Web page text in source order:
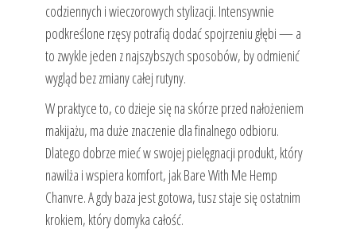
codziennych i wieczorowych stylizacji. Intensywnie
podkreślone rzęsy potrafią dodać spojrzeniu głębi — a
to zwykle jeden z najszybszych sposobów, by odmienić
wygląd bez zmiany całej rutyny.
W praktyce to, co dzieje się na skórze przed nałożeniem
makijażu, ma duże znaczenie dla finalnego odbioru.
Dlatego dobrze mieć w swojej pielęgnacji produkt, który
nawilża i wspiera komfort, jak Bare With Me Hemp
Chanvre. A gdy baza jest gotowa, tusz staje się ostatnim
krokiem, który domyka całość.